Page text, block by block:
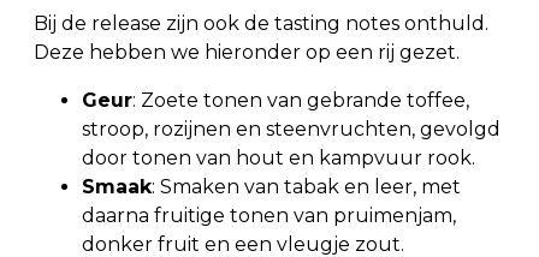
Bij de release zijn ook de tasting notes onthuld.
Deze hebben we hieronder op een rij gezet.
Geur: Zoete tonen van gebrande toffee,
stroop, rozijnen en steenvruchten, gevolgd
door tonen van hout en kampvuur rook.
Smaak: Smaken van tabak en leer, met
daarna fruitige tonen van pruimenjam,
donker fruit en een vleugje zout.